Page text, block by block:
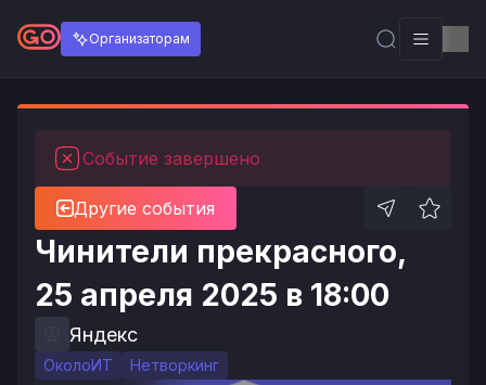
Организаторам
Событие завершено
Другие события
Чинители прекрасного,
25 апреля 2025 в 18:00
Яндекс
ОколоИТ Нетворкинг